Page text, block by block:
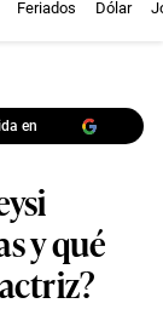
Feriados Dólar
en
y qué